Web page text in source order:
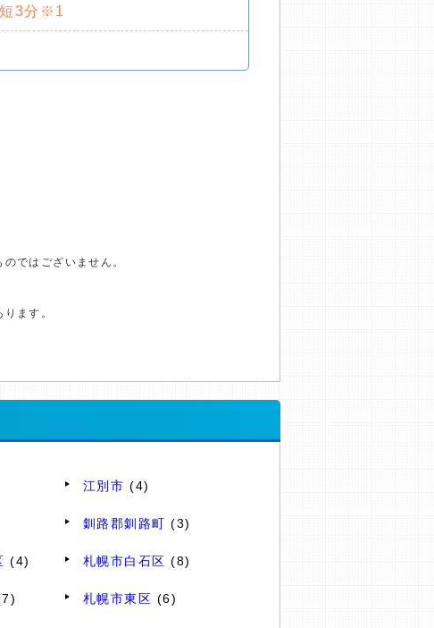
3分※1
ではございません。
ます。
江別市 (4)
釧路郡釧路町 (3)
(4) 札幌市白石区 (8)
札幌市東区 (6)